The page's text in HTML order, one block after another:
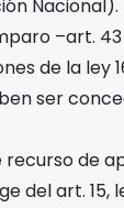
Nacional).
–art.
de la ley
ser
de
del art. 15,